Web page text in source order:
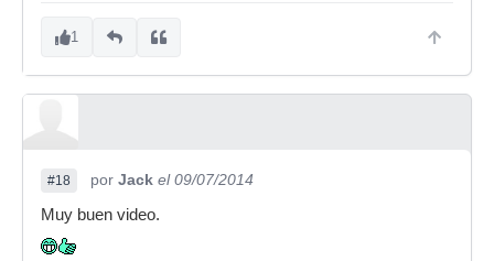
1
#18 por Jack el 09/07/2014
Muy buen video.